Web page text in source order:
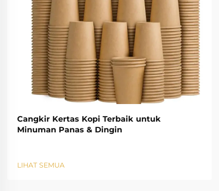
Cangkir Kertas Kopi Terbaik untuk
Minuman Panas & Dingin
LIHAT SEMUA